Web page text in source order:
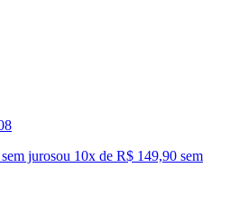
jurosou 10x de R$ 149,90 sem